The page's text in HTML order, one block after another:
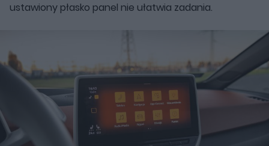
ustawiony płasko panel nie ułatwia zadania.